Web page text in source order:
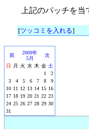
上記のパッチを
[ツッコミを入れる]
前
2009年
5月
次
日
月 火 水 木 金 土
1
2
3
4 5 6 7 8
9
10 11 12 13 14 15 16
17 18 19 20 21 22 23
24 25 26 27 28 29 30
31